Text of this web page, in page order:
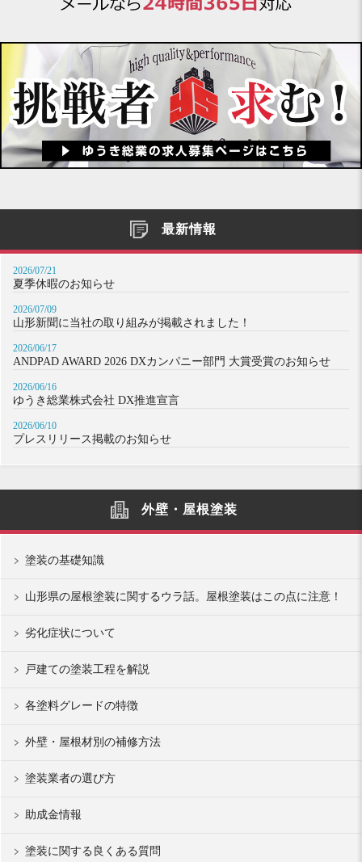
最新情報
2026/07/21
夏季休暇のお知らせ
2026/07/09
山形新聞に当社の取り組みが掲載されました！
2026/06/17
ANDPAD AWARD 2026 DXカンパニー部門 大賞受賞のお知らせ
2026/06/16
ゆうき総業株式会社 DX推進宣言
2026/06/10
プレスリリース掲載のお知らせ
外壁・屋根塗装
塗装の基礎知識
山形県の屋根塗装に関するウラ話。屋根塗装はこの点に注意！
劣化症状について
戸建ての塗装工程を解説
各塗料グレードの特徴
外壁・屋根材別の補修方法
塗装業者の選び方
助成金情報
塗装に関する良くある質問